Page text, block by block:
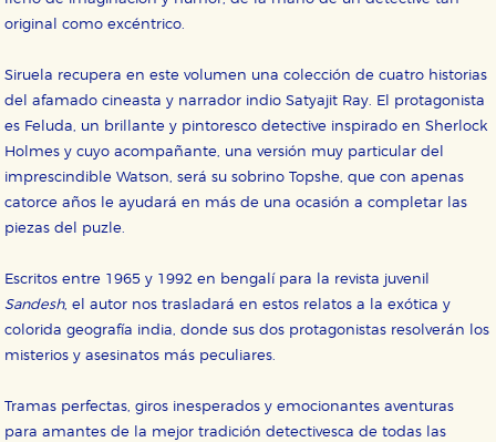
original como excéntrico.
Siruela recupera en este volumen una colección de cuatro historias
del afamado cineasta y narrador indio Satyajit Ray. El protagonista
es Feluda, un brillante y pintoresco detective inspirado en Sherlock
Holmes y cuyo acompañante, una versión muy particular del
imprescindible Watson, será su sobrino Topshe, que con apenas
catorce años le ayudará en más de una ocasión a completar las
piezas del puzle.
Escritos entre 1965 y 1992 en bengalí para la revista juvenil
Sandesh, el autor nos trasladará en estos relatos a la exótica y
colorida geografía india, donde sus dos protagonistas resolverán los
misterios y asesinatos más peculiares.
Tramas perfectas, giros inesperados y emocionantes aventuras
para amantes de la mejor tradición detectivesca de todas las
CONFIGURACIÓN DE COOKIES
HABILITAR TODO
Cookies necesarias
Estas cookies son necesarias para que nuestro sitio
web funcione y no es posible deshabilitarlas desde
áreas de nuestra web dejen de funcionar
correctamente.